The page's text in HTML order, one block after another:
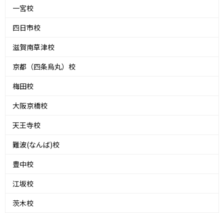
一宮校
四日市校
滋賀南草津校
京都（四条烏丸）校
梅田校
大阪京橋校
天王寺校
難波(なんば)校
豊中校
江坂校
茨木校